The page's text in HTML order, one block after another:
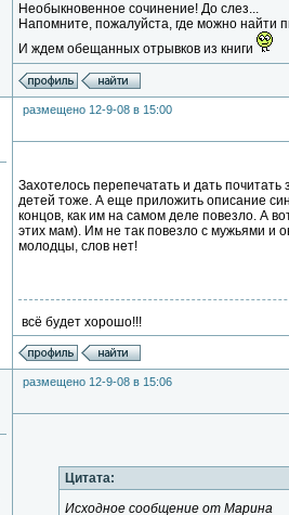
Необыкновенное сочинение! До слез...
Напомните, пожалуйста, где можно
И ждем обещанных отрывков из книги
размещено 12-9-08 в 15:00
Захотелось перепечатать и дать
детей тоже. А еще приложить описание
концов, как им на самом деле повезло. А
этих мам). Им не так повезло с мужьями и
молодцы, слов нет!
всё будет хорошо!!!
размещено 12-9-08 в 15:06
Цитата:
Исходное сообщение от Марина